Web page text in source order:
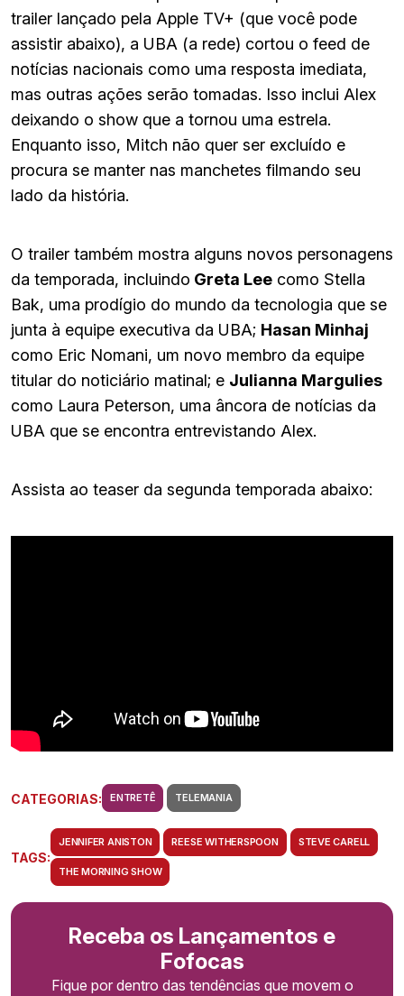
trailer lançado pela Apple TV+ (que você pode
assistir abaixo), a UBA (a rede) cortou o feed de
notícias nacionais como uma resposta imediata,
mas outras ações serão tomadas. Isso inclui Alex
deixando o show que a tornou uma estrela.
Enquanto isso, Mitch não quer ser excluído e
procura se manter nas manchetes filmando seu
lado da história.
O trailer também mostra alguns novos personagens
da temporada, incluindo Greta Lee como Stella
Bak, uma prodígio do mundo da tecnologia que se
junta à equipe executiva da UBA; Hasan Minhaj
como Eric Nomani, um novo membro da equipe
titular do noticiário matinal; e Julianna Margulies
como Laura Peterson, uma âncora de notícias da
UBA que se encontra entrevistando Alex.
Assista ao teaser da segunda temporada abaixo:
CATEGORIAS: ENTRETÊ TELEMANIA
TAGS:
JENNIFER ANISTON REESE WITHERSPOON STEVE CARELL
THE MORNING SHOW
Receba os Lançamentos e
Fofocas
Fique por dentro das tendências que movem o